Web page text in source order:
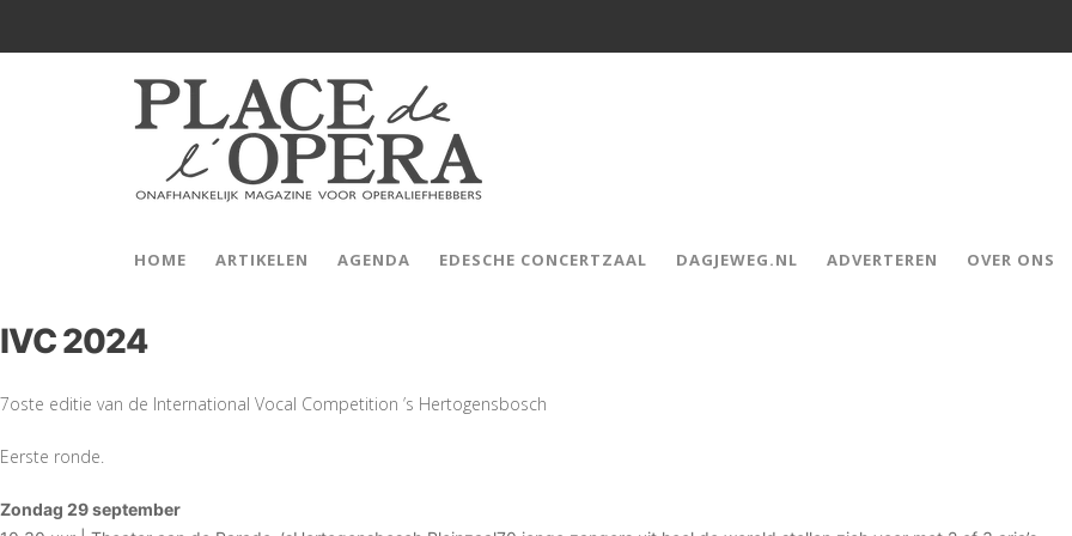
HOME ARTIKELEN AGENDA EDESCHE CONCERTZAAL DAGJEWEG.NL ADVERTEREN OVER ONS
IVC 2024
7oste editie van de International Vocal Competition ’s Hertogensbosch
Eerste ronde.
Zondag 29 september